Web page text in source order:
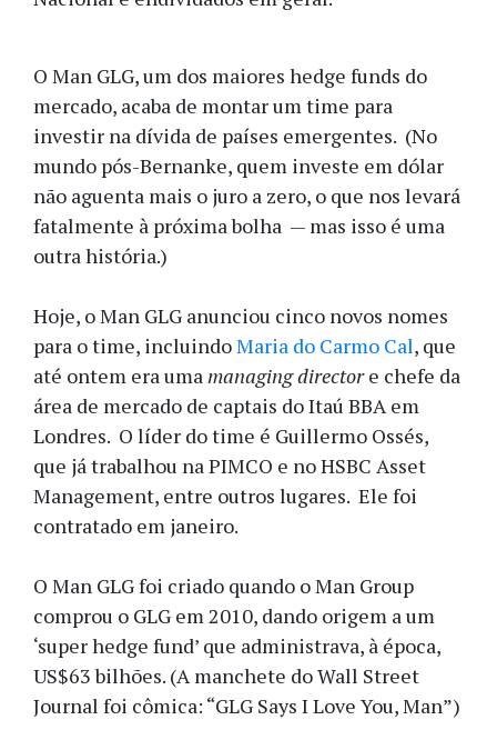
O Man GLG, um dos maiores hedge funds do
mercado, acaba de montar um time para
investir na dívida de países emergentes. (No
mundo pós-Bernanke, quem investe em dólar
não aguenta mais o juro a zero, o que nos levará
fatalmente à próxima bolha — mas isso é uma
outra história.)
Hoje, o Man GLG anunciou cinco novos nomes
para o time, incluindoMaria do Carmo Cal, que
até ontem era uma managing directore chefe da
área de mercado de captais do Itaú BBA em
Londres. O líder do time é Guillermo Ossés,
que já trabalhou na PIMCO e no HSBC Asset
Management, entre outros lugares. Ele foi
contratado em janeiro.
O Man GLG foi criado quando o Man Group
comprou o GLG em 2010, dando origem a um
‘super hedge fund’ que administrava, à época,
US$63 bilhões. (A manchete do Wall Street
Journal foi cômica: “GLG Says I Love You, Man”)